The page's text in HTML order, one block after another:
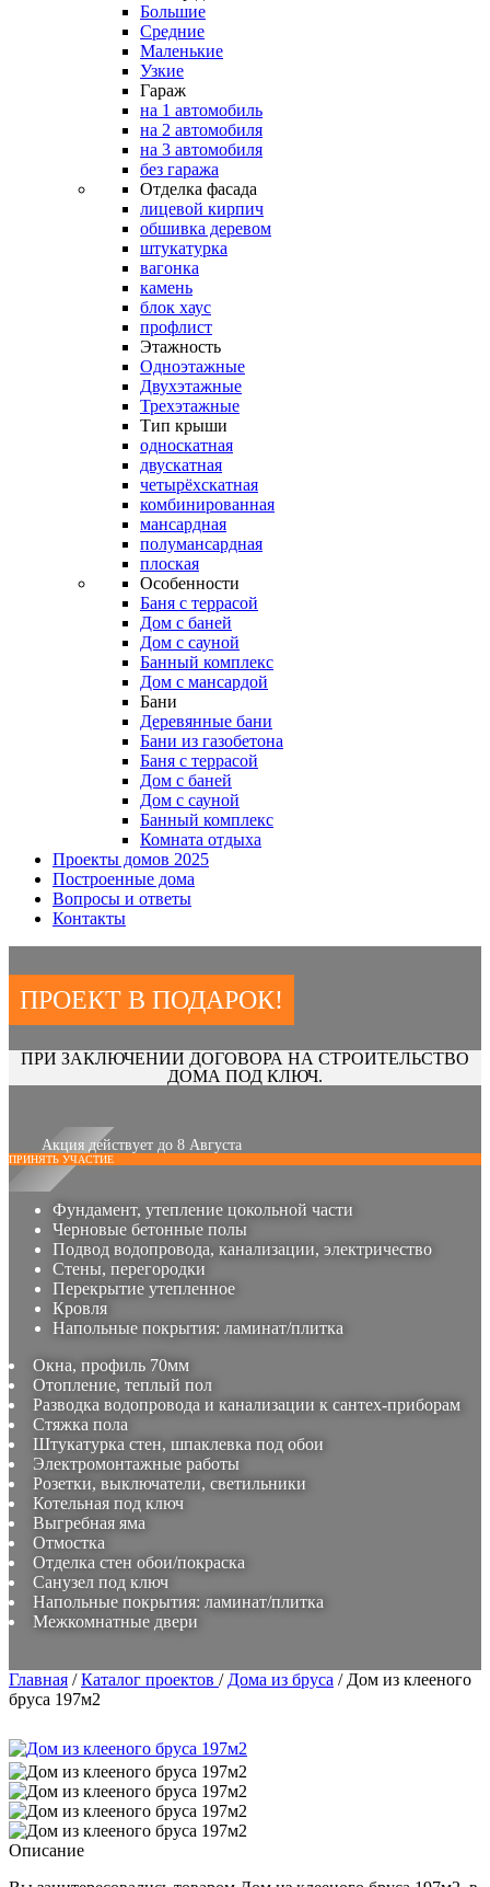
Большие
Средние
Маленькие
Узкие
Гараж
на 1 автомобиль
на 2 автомобиля
на 3 автомобиля
без гаража
Отделка фасада
лицевой кирпич
обшивка деревом
штукатурка
вагонка
камень
блок хаус
профлист
Этажность
Одноэтажные
Двухэтажные
Трехэтажные
Тип крыши
односкатная
двускатная
четырёхскатная
комбинированная
мансардная
полумансардная
плоская
Особенности
Баня с террасой
Дом с баней
Дом с сауной
Банный комплекс
Дом с мансардой
Бани
Деревянные бани
Бани из газобетона
Баня с террасой
Дом с баней
Дом с сауной
Банный комплекс
Комната отдыха
Проекты домов 2025
Построенные дома
Вопросы и ответы
Контакты
ПРОЕКТ В ПОДАРОК!
ПРИ ЗАКЛЮЧЕНИИ ДОГОВОРА НА СТРОИТЕЛЬСТВО
ДОМА ПОД КЛЮЧ.
Акция действует до 8 Августа
ПРИНЯТЬ УЧАСТИЕ
Фундамент, утепление цокольной части
Черновые бетонные полы
Подвод водопровода, канализации, электричество
Стены, перегородки
Перекрытие утепленное
Кровля
Напольные покрытия: ламинат/плитка
Окна, профиль 70мм
Отопление, теплый пол
Разводка водопровода и канализации к сантех-приборам
Стяжка пола
Штукатурка стен, шпаклевка под обои
Электромонтажные работы
Розетки, выключатели, светильники
Котельная под ключ
Выгребная яма
Отмостка
Отделка стен обои/покраска
Санузел под ключ
Напольные покрытия: ламинат/плитка
Межкомнатные двери
Главная /Каталог проектов / Дома из бруса / Дом из клееного
бруса 197м2
Описание